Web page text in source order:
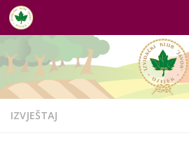
Skip to content
IZVJEŠTAJ